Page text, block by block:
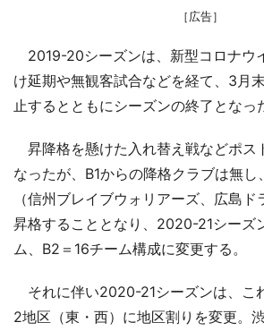
［広告］
2019-20シーズンは、新型コロナウ
け延期や無観客試合などを経て、3月
止するとともにシーズンの終了となっ
昇降格を懸けた入れ替え戦などポス
なったが、B1からの降格クラブは無
（信州ブレイブウォリアーズ、広島
昇格することとなり、2020-21シーズ
ム、B2＝16チーム構成に変更する。
それに伴い2020-21シーズンは、こ
2地区（東・西）に地区割りを変更。